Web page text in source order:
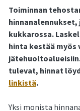
Toiminnan
kukkarossa.
hinta kestää myös
jätehuoltoalueisiin.
tulevat, hinnat
linkistä.
Yksi monista